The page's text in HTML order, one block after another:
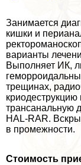
Занимается
кишки и
варианты
Выполняет ИК,
трещинах,
трaнcaнaльную
HAL-RAR.
в промежности.
Стоимость